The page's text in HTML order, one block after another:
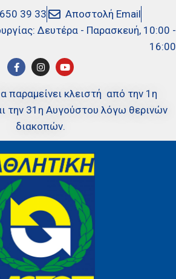
39 33
Αποστολή Email
Δευτέρα - Παρασκευή, 10:00 -
16:00
παραμείνει κλειστή από την 1η
την 31η Αυγούστου λόγω θερινών
διακοπών.